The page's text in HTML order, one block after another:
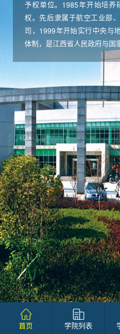
予权单位。1985年开始培养
权。先后隶属于航空工业部
司，1999年开始实行中央与
体制，是江西省人民政府与国
首页 学院列表